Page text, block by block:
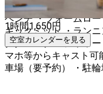
■設備 ・スミスマシン
ベンチ ・フォームロ
キックミット ・ラン
ググローブ ・シャワ
マホ等からキャスト可
車場（要予約） ・駐
1時間1,650円
空室カレンダーを見る